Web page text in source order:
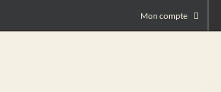
Mon compte